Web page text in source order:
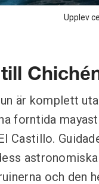
Upplev
är komplett
forntida
Castillo.
och den